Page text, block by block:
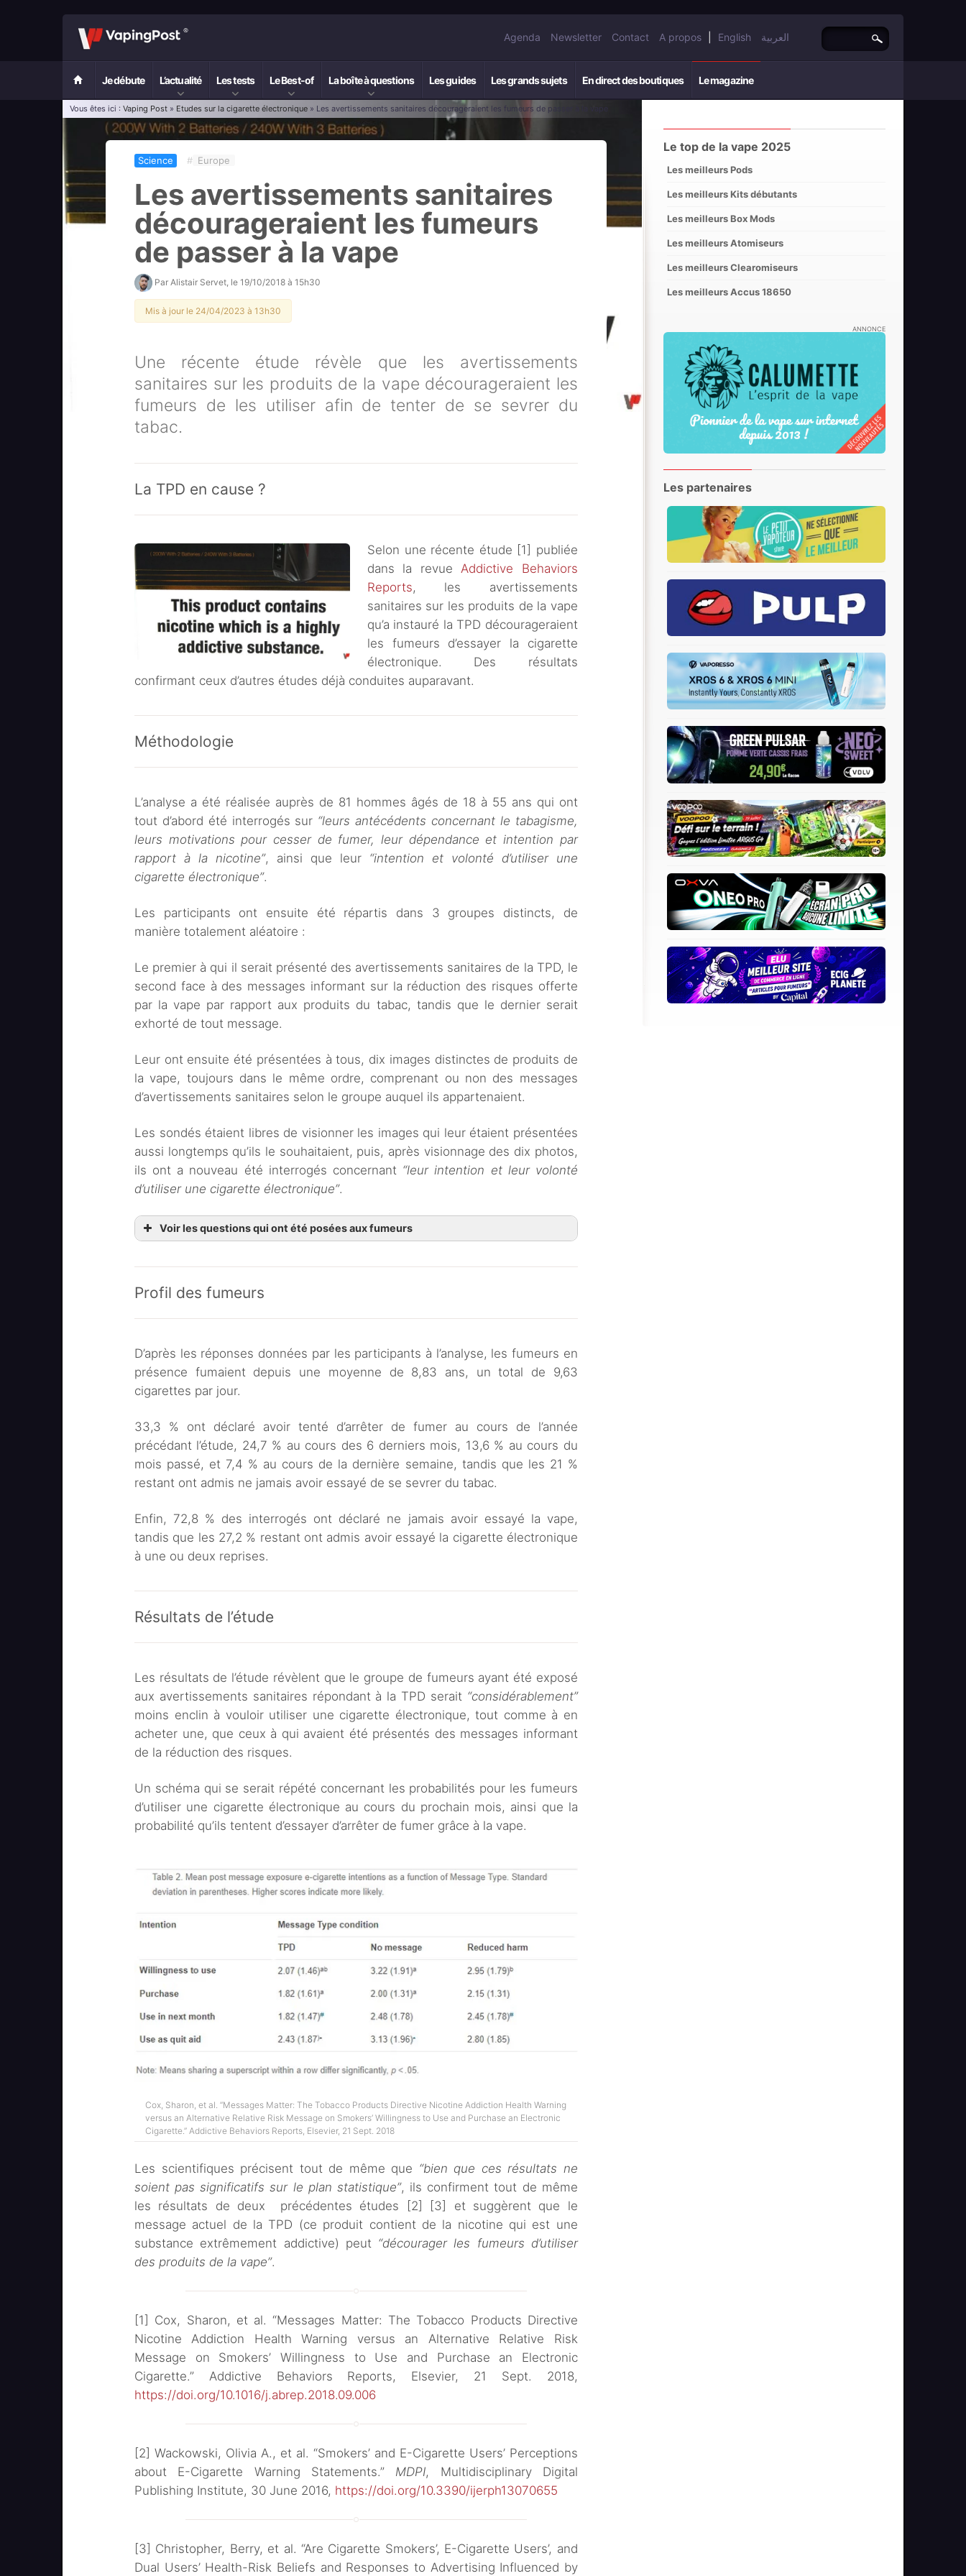
Agenda Newsletter Contact A propos English العربية
Je débute L’actualité Les tests Le Best-of La boîte à questions Les guides Les grands sujets En direct des boutiques Le magazine
Vous êtes ici : Vaping Post » Etudes sur la cigarette électronique » Les avertissements sanitaires décourageraient les fumeurs de passer à la vape
Science # Europe
Les avertissements sanitaires
décourageraient les fumeurs
de passer à la vape
Par Alistair Servet , le 19/10/2018 à 15h30
Mis à jour le 24/04/2023 à 13h30
Une récente étude révèle que les avertissements
sanitaires sur les produits de la vape décourageraient les
fumeurs de les utiliser afin de tenter de se sevrer du
tabac.
La TPD en cause ?
Selon une récente étude [1] publiée
dans la revueAddictive Behaviors
Reports, les avertissements
sanitaires sur les produits de la vape
qu’a instauré la TPD décourageraient
les fumeurs d’essayer la cigarette
électronique. Des résultats
confirmant ceux d’autres études déjà conduites auparavant.
Méthodologie
L’analyse a été réalisée auprès de 81 hommes âgés de 18 à 55 ans qui ont
tout d’abord été interrogés sur “leurs antécédents concernant le tabagisme,
leurs motivations pour cesser de fumer, leur dépendance et intention par
rapport à la nicotine”, ainsi que leur “intention et volonté d’utiliser une
cigarette électronique”.
Les participants ont ensuite été répartis dans 3 groupes distincts, de
manière totalement aléatoire :
Le premier à qui il serait présenté des avertissements sanitaires de la TPD, le
second face à des messages informant sur la réduction des risques offerte
par la vape par rapport aux produits du tabac, tandis que le dernier serait
exhorté de tout message.
Leur ont ensuite été présentées à tous, dix images distinctes de produits de
la vape, toujours dans le même ordre, comprenant ou non des messages
d’avertissements sanitaires selon le groupe auquel ils appartenaient.
Les sondés étaient libres de visionner les images qui leur étaient présentées
aussi longtemps qu’ils le souhaitaient, puis, après visionnage des dix photos,
ils ont a nouveau été interrogés concernant “leur intention et leur volonté
d’utiliser une cigarette électronique”.
Voir les questions qui ont été posées aux fumeurs
Dans quelle mesure seriez-vous prêt à utiliser une cigarette électronique
?
prochain mois ?
Quelle est la probabilité que vous utiliserez une cigarette électronique au
cours du prochain mois ?
Quelle est la probabilité que vous utilisiez une cigarette électronique pour
tenter sérieusement d’arrêter de fumer ?
Profil des fumeurs
D’après les réponses données par les participants à l’analyse, les fumeurs en
présence fumaient depuis une moyenne de 8,83 ans, un total de 9,63
cigarettes par jour.
33,3 % ont déclaré avoir tenté d’arrêter de fumer au cours de l’année
précédant l’étude, 24,7 % au cours des 6 derniers mois, 13,6 % au cours du
mois passé, et 7,4 % au cours de la dernière semaine, tandis que les 21 %
restant ont admis ne jamais avoir essayé de se sevrer du tabac.
Enfin, 72,8 % des interrogés ont déclaré ne jamais avoir essayé la vape,
tandis que les 27,2 % restant ont admis avoir essayé la cigarette électronique
à une ou deux reprises.
Résultats de l’étude
Les résultats de l’étude révèlent que le groupe de fumeurs ayant été exposé
aux avertissements sanitaires répondant à la TPD serait “considérablement”
moins enclin à vouloir utiliser une cigarette électronique, tout comme à en
acheter une, que ceux à qui avaient été présentés des messages informant
de la réduction des risques.
Un schéma qui se serait répété concernant les probabilités pour les fumeurs
d’utiliser une cigarette électronique au cours du prochain mois, ainsi que la
probabilité qu’ils tentent d’essayer d’arrêter de fumer grâce à la vape.
Cox, Sharon, et al. “Messages Matter: The Tobacco Products Directive Nicotine Addiction Health Warning
versus an Alternative Relative Risk Message on Smokers’ Willingness to Use and Purchase an Electronic
Cigarette.” Addictive Behaviors Reports, Elsevier, 21 Sept. 2018
Les scientifiques précisent tout de même que “bien que ces résultats ne
soient pas significatifs sur le plan statistique”, ils confirment tout de même
les résultats de deux précédentes études [2] [3] et suggèrent que le
message actuel de la TPD (ce produit contient de la nicotine qui est une
substance extrêmement addictive) peut “décourager les fumeurs d’utiliser
des produits de la vape”.
[1] Cox, Sharon, et al. “Messages Matter: The Tobacco Products Directive
Nicotine Addiction Health Warning versus an Alternative Relative Risk
Message on Smokers’ Willingness to Use and Purchase an Electronic
Cigarette.” Addictive Behaviors Reports, Elsevier, 21 Sept. 2018,
https://doi.org/10.1016/j.abrep.2018.09.006
[2] Wackowski, Olivia A., et al. “Smokers’ and E-Cigarette Users’ Perceptions
about E-Cigarette Warning Statements.” MDPI, Multidisciplinary Digital
Publishing Institute, 30 June 2016, https://doi.org/10.3390/ijerph13070655
[3] Christopher, Berry, et al. “Are Cigarette Smokers’, E-Cigarette Users’, and
Dual Users’ Health-Risk Beliefs and Responses to Advertising Influenced by
Le top de la vape 2025
Les meilleurs Pods
Les meilleurs Kits débutants
Les meilleurs Box Mods
Les meilleurs Atomiseurs
Les meilleurs Clearomiseurs
Les meilleurs Accus 18650
ANNONCE
Les partenaires